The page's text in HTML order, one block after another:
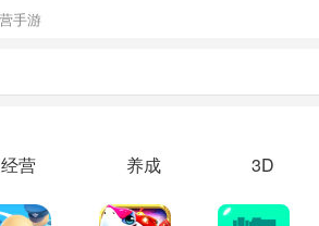
手游
经营 养成 3D